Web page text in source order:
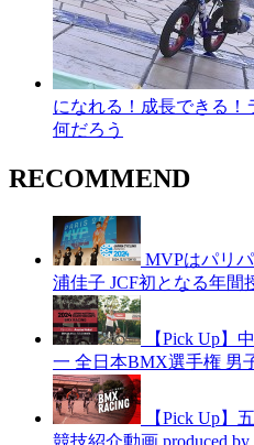
になれる！成長できる！
何だろう
RECOMMEND
MVPはパリ
浦佳子 JCF初となる年
【Pick Up】
一 全日本BMX選手権 男
【Pick Up】
競技紹介動画 produced by